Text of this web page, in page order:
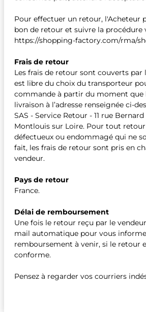
Pour effectuer un retour, l'Acheteur
bon de retour et suivre la procédure
https://shopping-factory.com/rma/
Frais de retour
Les frais de retour sont couverts par
est libre du choix du transporteur
commande à partir du moment que
livraison à l’adresse renseignée ci-
SAS - Service Retour - 11 rue
Montlouis sur Loire. Pour tout
défectueux ou endommagé qui ne
fait, les frais de retour sont pris en
vendeur.
Pays de retour
France.
Délai de remboursement
Une fois le retour reçu par le
mail automatique pour vous
remboursement à venir, si le retour
conforme.
Pensez à regarder vos courriers